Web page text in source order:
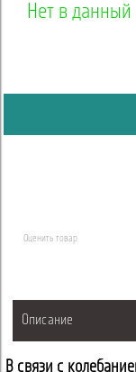
Нет в
Оценить товар
Описание
В связи с